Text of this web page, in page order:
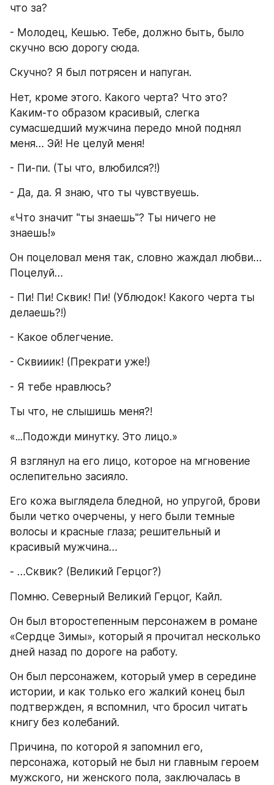
что за?
- Молодец, Кешью. Тебе, должно быть, было
скучно всю дорогу сюда.
Скучно? Я был потрясен и напуган.
Нет, кроме этого. Какого черта? Что это?
Каким-то образом красивый, слегка
сумасшедший мужчина передо мной поднял
меня… Эй! Не целуй меня!
- Пи-пи. (Ты что, влюбился?!)
- Да, да. Я знаю, что ты чувствуешь.
«Что значит "ты знаешь"? Ты ничего не
знаешь!»
Он поцеловал меня так, словно жаждал любви…
Поцелуй…
- Пи! Пи! Сквик! Пи! (Ублюдок! Какого черта ты
делаешь?!)
- Какое облегчение.
- Сквииик! (Прекрати уже!)
- Я тебе нравлюсь?
Ты что, не слышишь меня?!
«...Подожди минутку. Это лицо.»
Я взглянул на его лицо, которое на мгновение
ослепительно засияло.
Его кожа выглядела бледной, но упругой, брови
были четко очерчены, у него были темные
волосы и красные глаза; решительный и
красивый мужчина…
- …Сквик? (Великий Герцог?)
Помню. Северный Великий Герцог, Кайл.
Он был второстепенным персонажем в романе
«Сердце Зимы», который я прочитал несколько
дней назад по дороге на работу.
Он был персонажем, который умер в середине
истории, и как только его жалкий конец был
подтвержден, я вспомнил, что бросил читать
книгу без колебаний.
Причина, по которой я запомнил его,
персонажа, который не был ни главным героем
мужского, ни женского пола, заключалась в